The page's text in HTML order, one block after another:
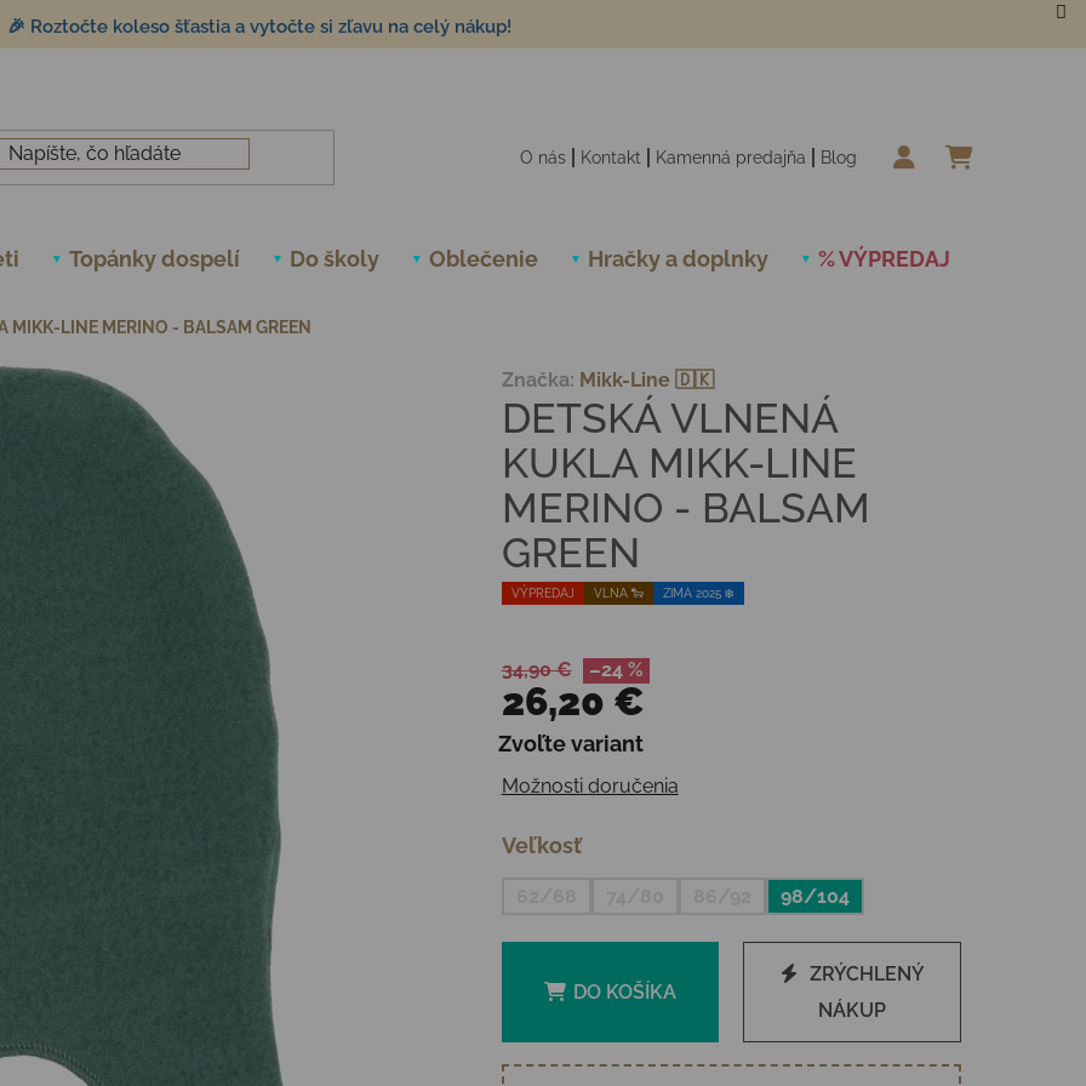
🎉 Roztočte koleso šťastia a vytočte si zľavu na celý nákup!
O nás Kontakt Kamenná predajňa Blog
Topánky dospelí Do školy Oblečenie Hračky a doplnky % VÝPREDAJ
MIKK-LINE MERINO - BALSAM GREEN
VÝPREDAJ VLNA 🐑 ZIMA 2025 ❄️
DETSKÁ VLNENÁ
KUKLA MIKK-LINE
MERINO - BALSAM
GREEN
Značka: Mikk-Line 🇩🇰
34,90 € –24 %
26,20 €
Jednotková cena:
Zvoľte variant
Možnosti doručenia
Veľkosť
98/104
DO KOŠÍKA
ZRÝCHLENÝ
NÁKUP